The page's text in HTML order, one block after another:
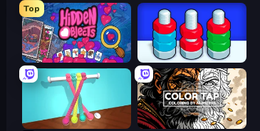
Top
Hidden Objects
Tangle Master Color Tap: Coloring by Numbers